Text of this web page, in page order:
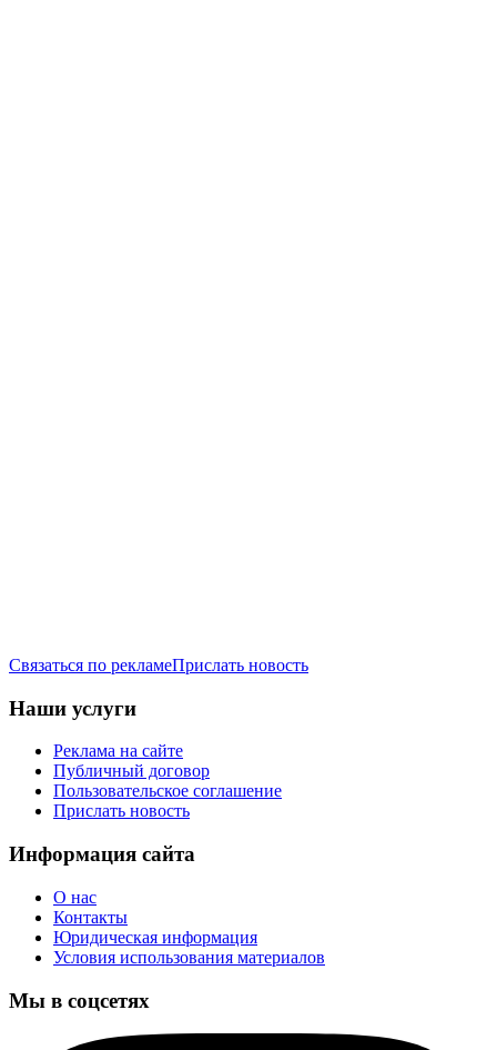
Связаться по рекламеПрислать новость
Наши услуги
Реклама на сайте
Публичный договор
Пользовательское соглашение
Прислать новость
Информация сайта
О нас
Контакты
Юридическая информация
Условия использования материалов
Мы в соцсетях